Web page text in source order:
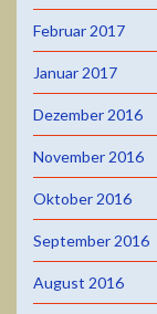
Februar 2017
Januar 2017
Dezember 2016
November 2016
Oktober 2016
September 2016
August 2016